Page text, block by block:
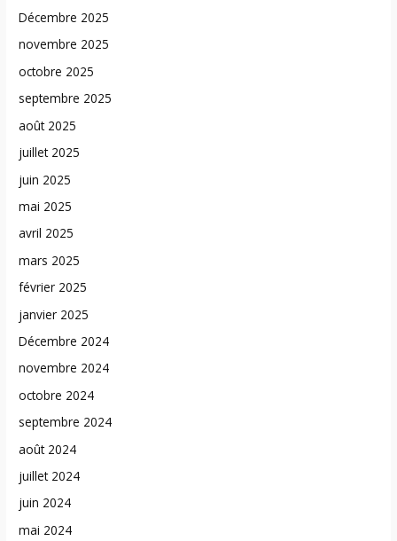
Décembre 2025
novembre 2025
octobre 2025
septembre 2025
août 2025
juillet 2025
juin 2025
mai 2025
avril 2025
mars 2025
février 2025
janvier 2025
Décembre 2024
novembre 2024
octobre 2024
septembre 2024
août 2024
juillet 2024
juin 2024
mai 2024